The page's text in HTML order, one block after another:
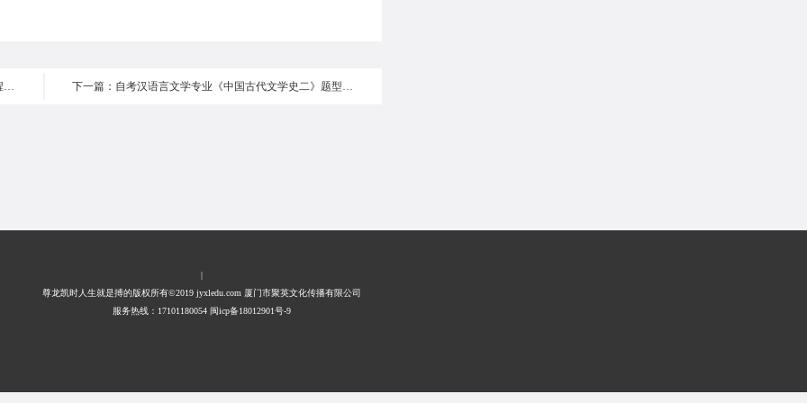
上一篇：自考汉语言文学专业《中国古代文学史二》课程内容与考核要求第九编第二章 下一篇：自考汉语言文学专业《中国古代文学史二》题型举例
|
尊龙凯时人生就是搏的版权所有©2019 jyxledu.com 厦门市聚英文化传播有限公司
服务热线：17101180054 闽icp备18012901号-9